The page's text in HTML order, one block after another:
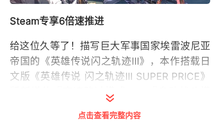
Steam专享6倍速推进
给这位久等了！描写巨大军事国家埃雷波尼亚
帝国的《英雄传说闪之轨迹Ⅲ》，本作搭载日
文版《英雄传说 闪之轨迹III SUPER PRICE》
版新增的『高速略过模式』、『自动战斗模
事件、原野探索或是战斗，提供更加舒适畅快
点击查看完整内容